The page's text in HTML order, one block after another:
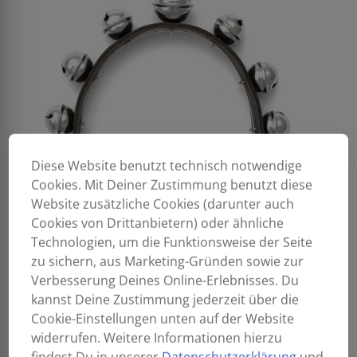
Diese Website benutzt technisch notwendige
Cookies. Mit Deiner Zustimmung benutzt diese
Website zusätzliche Cookies (darunter auch
Cookies von Drittanbietern) oder ähnliche
Technologien, um die Funktionsweise der Seite
zu sichern, aus Marketing-Gründen sowie zur
Verbesserung Deines Online-Erlebnisses. Du
kannst Deine Zustimmung jederzeit über die
Cookie-Einstellungen unten auf der Website
widerrufen. Weitere Informationen hierzu